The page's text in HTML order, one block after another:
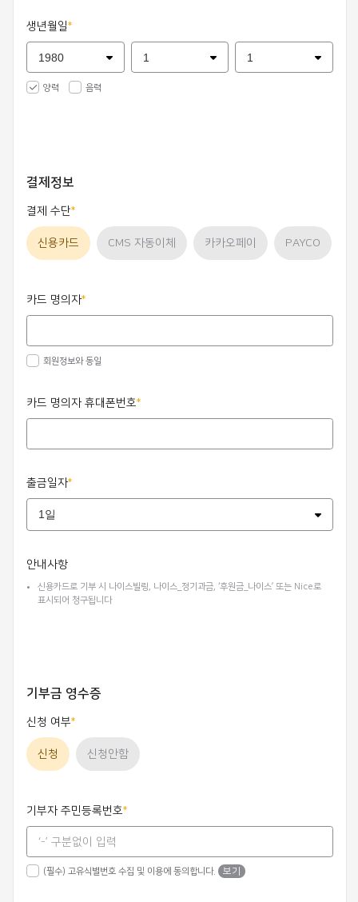
생년월일
양력 음력
결제정보
결제 수단
신용카드 CMS 자동이체 카카오페이 PAYCO
카드 명의자
회원정보와 동일
카드 명의자 휴대폰번호
출금일자
안내사항
신용카드로 기부 시 나이스빌링, 나이스_정기과금, ‘후원금_나이스’ 또는 Nice로
표시되어 청구됩니다
기부금 영수증
신청 여부
신청 신청안함
기부자 주민등록번호
(필수) 고유식별번호 수집 및 이용에 동의합니다. 보기